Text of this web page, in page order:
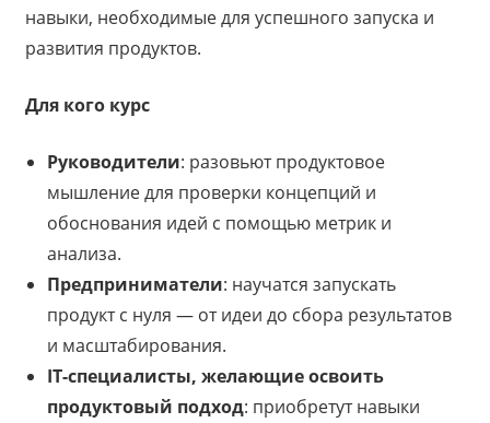
навыки, необходимые для успешного запуска и
развития продуктов.
Для кого курс
Руководители: разовьют продуктовое
мышление для проверки концепций и
обоснования идей с помощью метрик и
анализа.
Предприниматели: научатся запускать
продукт с нуля — от идеи до сбора результатов
и масштабирования.
IT-специалисты, желающие освоить
продуктовый подход: приобретут навыки